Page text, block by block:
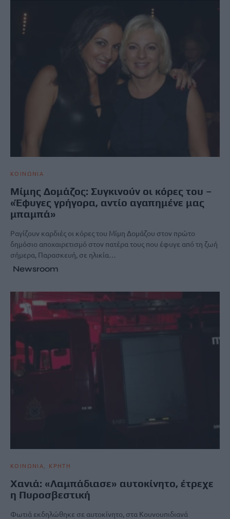
ΚΟΙΝΩΝΙΑ
Μίμης Δομάζος: Συγκινούν οι κόρες του –
«Έφυγες γρήγορα, αντίο αγαπημένε μας
μπαμπά»
Ραγίζουν καρδιές οι κόρες του Μίμη Δομάζου στον πρώτο
δημόσιο αποχαιρετισμό στον πατέρα τους που έφυγε από τη ζωή
σήμερα, Παρασκευή, σε ηλικία…
Newsroom
ΚΟΙΝΩΝΙΑ ΚΡΗΤΗ
Χανιά: «Λαμπάδιασε» αυτοκίνητο, έτρεχε
η Πυροσβεστική
Φωτιά εκδηλώθηκε σε αυτοκίνητο, στα Κουνουπιδιανά